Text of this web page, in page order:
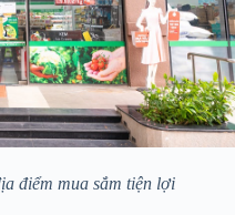
điểm mua sắm tiện lợi